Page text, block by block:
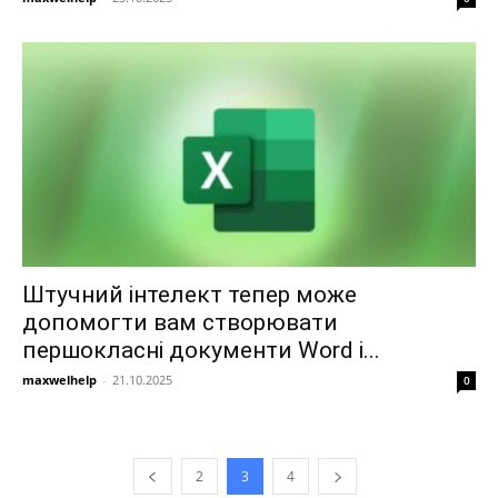
Штучний інтелект тепер може
допомогти вам створювати
першокласні документи Word і...
maxwelhelp - 21.10.2025 0
2 3 4